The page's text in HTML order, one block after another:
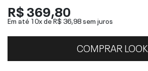
R$ 369,80
Em até 10x deR$ 36,98sem juros
COMPRAR LOOK